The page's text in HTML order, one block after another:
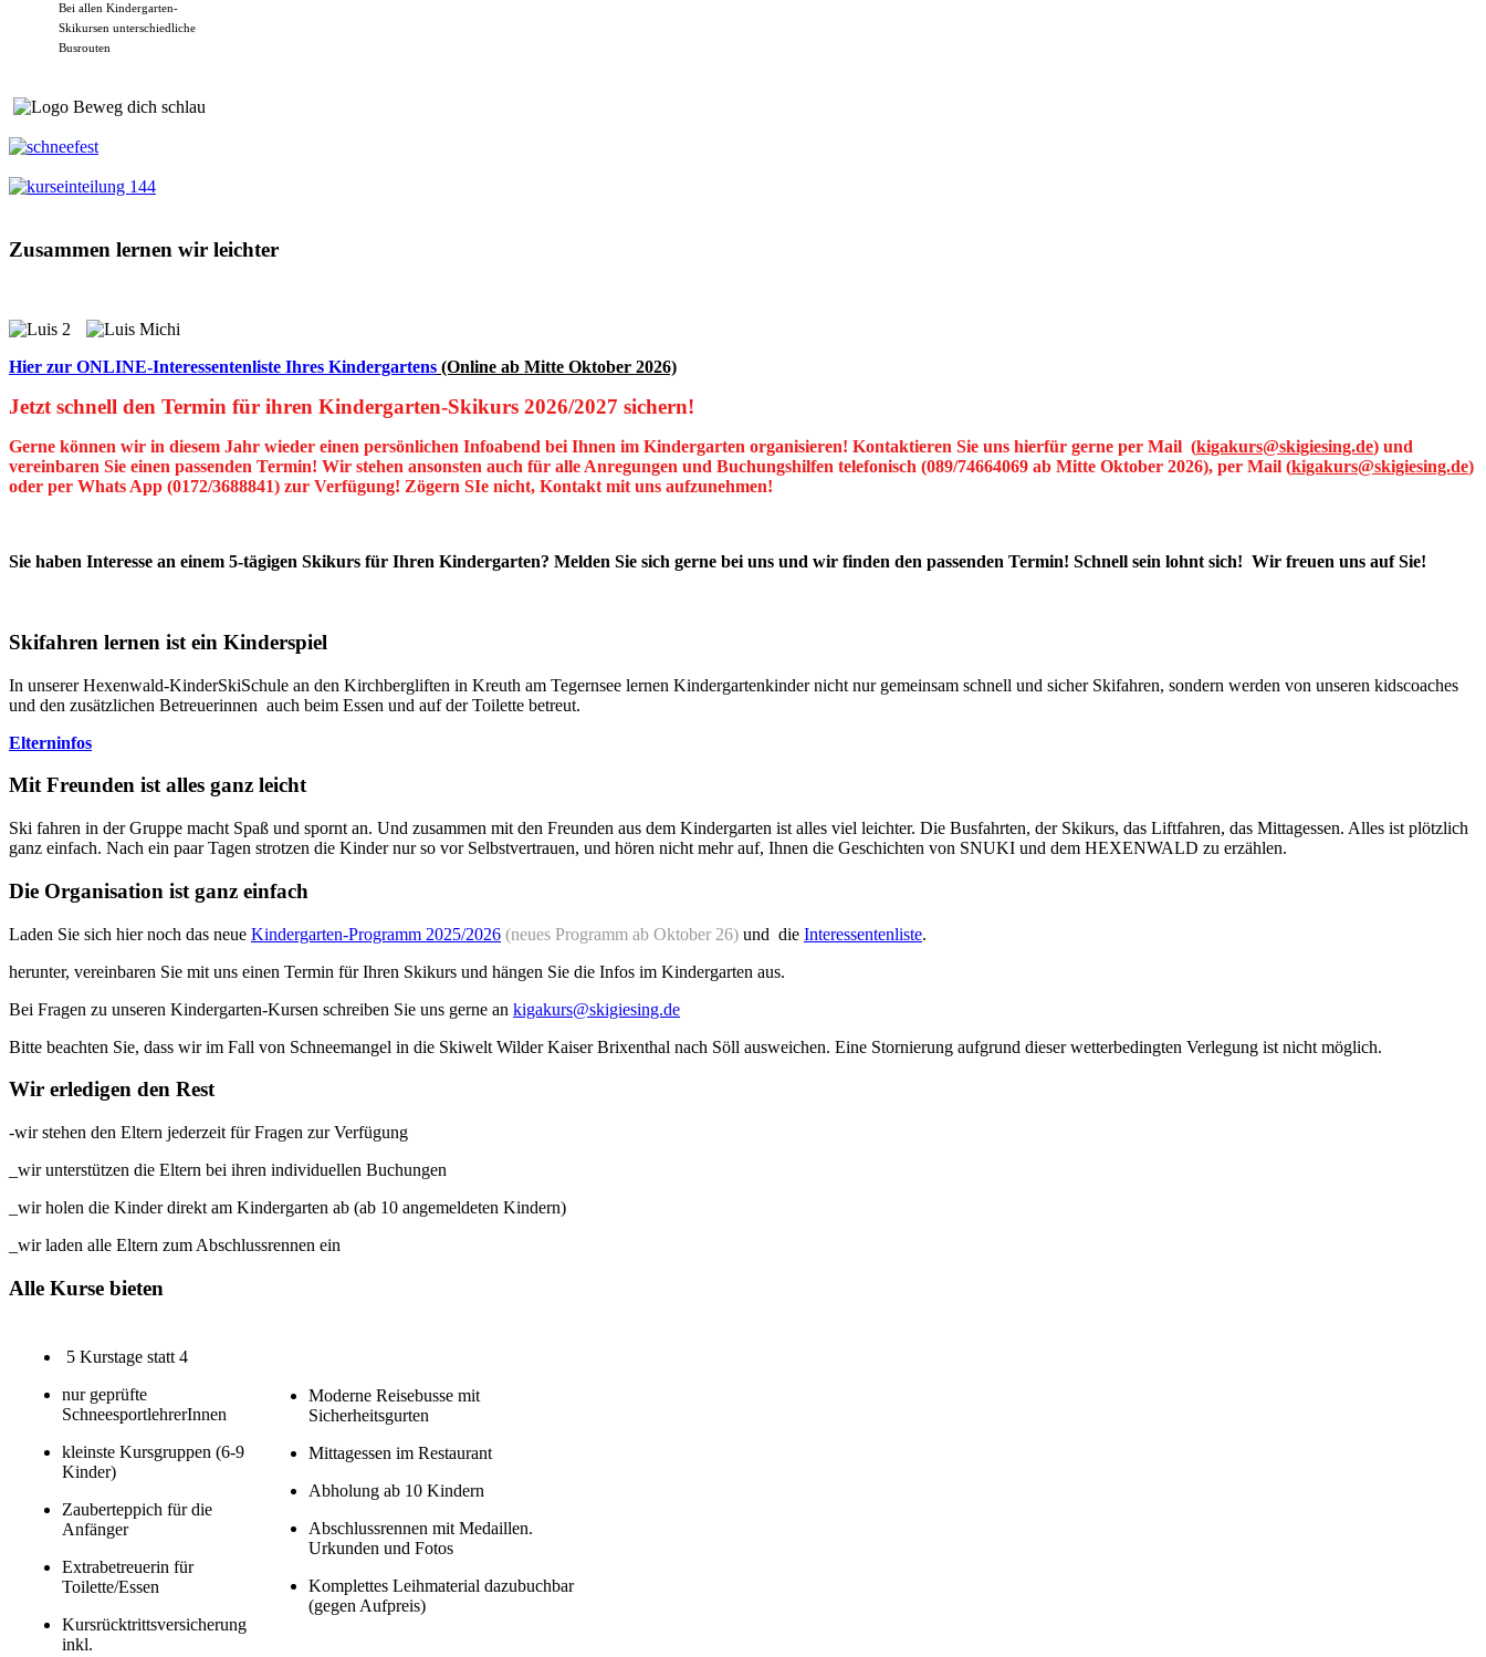
Bei allen Kindergarten-
Skikursen unterschiedliche
Busrouten
Zusammen lernen wir leichter
Hier zur ONLINE-Interessentenliste Ihres Kindergartens (Online ab Mitte Oktober 2026)
Jetzt schnell den Termin für ihren Kindergarten-Skikurs 2026/2027 sichern!
Gerne können wir in diesem Jahr wieder einen persönlichen Infoabend bei Ihnen im Kindergarten organisieren! Kontaktieren Sie uns hierfür gerne per Mail (kigakurs@skigiesing.de) und
vereinbaren Sie einen passenden Termin! Wir stehen ansonsten auch für alle Anregungen und Buchungshilfen telefonisch (089/74664069 ab Mitte Oktober 2026), per Mail (kigakurs@skigiesing.de)
oder per Whats App (0172/3688841) zur Verfügung! Zögern SIe nicht, Kontakt mit uns aufzunehmen!
Sie haben Interesse an einem 5-tägigen Skikurs für Ihren Kindergarten? Melden Sie sich gerne bei uns und wir finden den passenden Termin! Schnell sein lohnt sich! Wir freuen uns auf Sie!
Skifahren lernen ist ein Kinderspiel
In unserer Hexenwald-KinderSkiSchule an den Kirchbergliften in Kreuth am Tegernsee lernen Kindergartenkinder nicht nur gemeinsam schnell und sicher Skifahren, sondern werden von unseren kidscoaches
und den zusätzlichen Betreuerinnen auch beim Essen und auf der Toilette betreut.
Elterninfos
Mit Freunden ist alles ganz leicht
Ski fahren in der Gruppe macht Spaß und spornt an. Und zusammen mit den Freunden aus dem Kindergarten ist alles viel leichter. Die Busfahrten, der Skikurs, das Liftfahren, das Mittagessen. Alles ist plötzlich
ganz einfach. Nach ein paar Tagen strotzen die Kinder nur so vor Selbstvertrauen, und hören nicht mehr auf, Ihnen die Geschichten von SNUKI und dem HEXENWALD zu erzählen.
Die Organisation ist ganz einfach
Laden Sie sich hier noch das neue Kindergarten-Programm 2025/2026 (neues Programm ab Oktober 26) und die Interessentenliste.
herunter, vereinbaren Sie mit uns einen Termin für Ihren Skikurs und hängen Sie die Infos im Kindergarten aus.
Bei Fragen zu unseren Kindergarten-Kursen schreiben Sie uns gerne an kigakurs@skigiesing.de
Bitte beachten Sie, dass wir im Fall von Schneemangel in die Skiwelt Wilder Kaiser Brixenthal nach Söll ausweichen. Eine Stornierung aufgrund dieser wetterbedingten Verlegung ist nicht möglich.
Wir erledigen den Rest
-wir stehen den Eltern jederzeit für Fragen zur Verfügung
_wir unterstützen die Eltern bei ihren individuellen Buchungen
_wir holen die Kinder direkt am Kindergarten ab (ab 10 angemeldeten Kindern)
_wir laden alle Eltern zum Abschlussrennen ein
Alle Kurse bieten
5 Kurstage statt 4
nur geprüfte
SchneesportlehrerInnen
kleinste Kursgruppen (6-9
Kinder)
Zauberteppich für die
Anfänger
Extrabetreuerin für
Toilette/Essen
Kursrücktrittsversicherung
inkl.
Moderne Reisebusse mit
Sicherheitsgurten
Mittagessen im Restaurant
Abholung ab 10 Kindern
Abschlussrennen mit Medaillen.
Urkunden und Fotos
Komplettes Leihmaterial dazubuchbar
(gegen Aufpreis)